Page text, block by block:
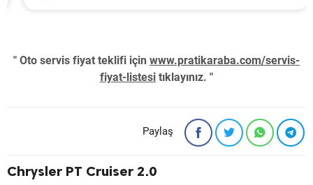
" Oto servis fiyat teklifi için www.pratikaraba.com/servis-
fiyat-listesi tıklayınız. "
Paylaş
Chrysler PT Cruiser 2.0